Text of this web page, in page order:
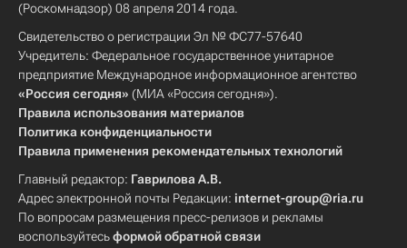
(Роскомнадзор) 08 апреля 2014 года.
Свидетельство о регистрации Эл № ФС77-57640
Учредитель: Федеральное государственное унитарное
предприятие Международное информационное агентство
«Россия сегодня» (МИА «Россия сегодня»).
Правила использования материалов
Политика конфиденциальности
Правила применения рекомендательных технологий
Главный редактор: Гаврилова А.В.
Адрес электронной почты Редакции: internet-group@ria.ru
По вопросам размещения пресс-релизов и рекламы
воспользуйтесьформой обратной связи